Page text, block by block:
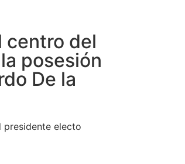
centro del
posesión
De la
electo